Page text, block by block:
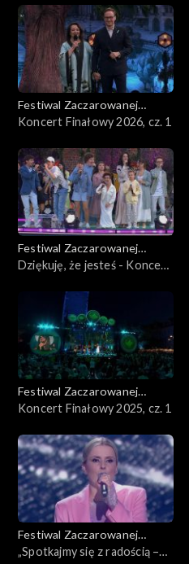
Dymnej
Festiwal Zaczarowanej
Piosenki
Koncert Finałowy 2026, cz. 1
Festiwal Zaczarowanej
Piosenki
Dziękuję, że jesteś - Koncert
Festiwal Zaczarowanej
Piosenki
Koncert Finałowy 2025, cz. 1
Festiwal Zaczarowanej
Piosenki
„Spotkajmy się z radością –